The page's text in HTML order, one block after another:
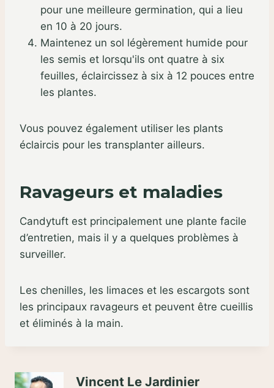
pour une meilleure germination, qui a lieu
en 10 à 20 jours.
Maintenez un sol légèrement humide pour
les semis et lorsqu'ils ont quatre à six
feuilles, éclaircissez à six à 12 pouces entre
les plantes.
Vous pouvez également utiliser les plants
éclaircis pour les transplanter ailleurs.
Ravageurs et maladies
Candytuft est principalement une plante facile
d’entretien, mais il y a quelques problèmes à
surveiller.
Les chenilles, les limaces et les escargots sont
les principaux ravageurs et peuvent être cueillis
et éliminés à la main.
Vincent Le Jardinier